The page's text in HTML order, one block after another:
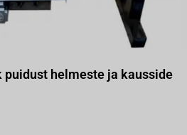
puidust helmeste ja kausside